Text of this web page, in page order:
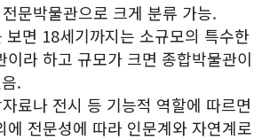
문박물관으로 크게 분류 가능.
보면 18세기까지는 소규모의 특수한
이라 하고 규모가 크면 종합박물관이
.
료나 전시 등 기능적 역할에 따르면
에 전문성에 따라 인문계와 자연계로